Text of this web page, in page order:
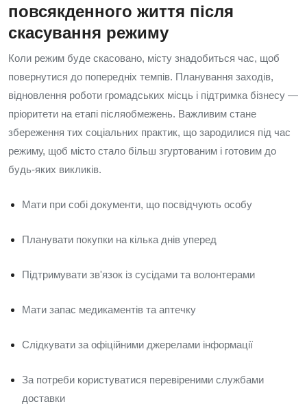
повсякденного життя після
скасування режиму
Коли режим буде скасовано, місту знадобиться час, щоб
повернутися до попередніх темпів. Планування заходів,
відновлення роботи громадських місць і підтримка бізнесу —
пріоритети на етапі післяобмежень. Важливим стане
збереження тих соціальних практик, що зародилися під час
режиму, щоб місто стало більш згуртованим і готовим до
будь-яких викликів.
Мати при собі документи, що посвідчують особу
Планувати покупки на кілька днів уперед
Підтримувати зв'язок із сусідами та волонтерами
Мати запас медикаментів та аптечку
Слідкувати за офіційними джерелами інформації
За потреби користуватися перевіреними службами
доставки